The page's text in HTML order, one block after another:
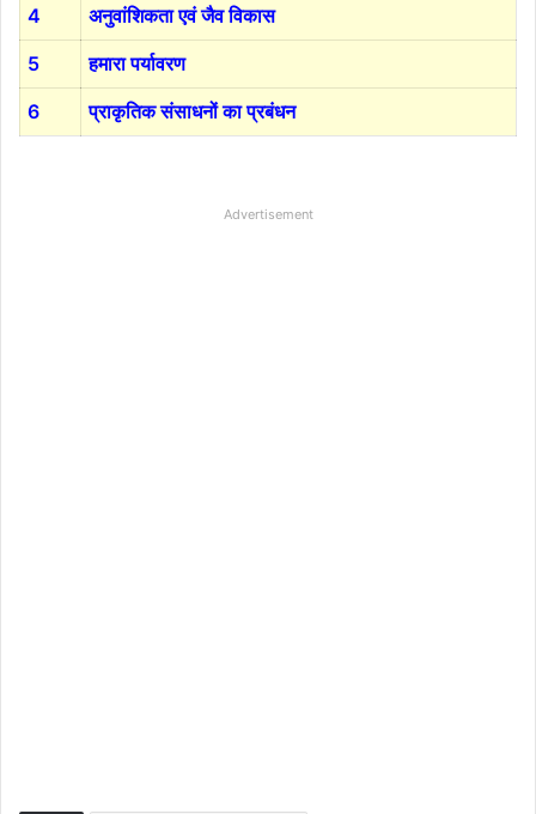
4
अनुवांशिकता एवं जैव विकास
5
हमारा पर्यावरण
6
प्राकृतिक संसाधनों का प्रबंधन
Advertisement